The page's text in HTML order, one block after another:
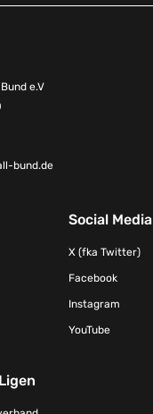
e.V
bund.de
Social Media
X (fka Twitter)
Facebook
Instagram
YouTube